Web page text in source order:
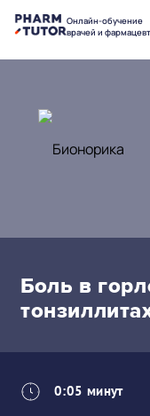
Онлайн-обучение
врачей и
Боль в
0:05 минут